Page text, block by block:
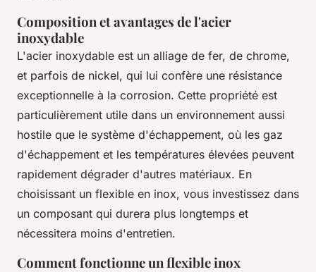
Composition et avantages de l'acier
inoxydable
L'acier inoxydable est un alliage de fer, de chrome,
et parfois de nickel, qui lui confère une résistance
exceptionnelle à la corrosion. Cette propriété est
particulièrement utile dans un environnement aussi
hostile que le système d'échappement, où les gaz
d'échappement et les températures élevées peuvent
rapidement dégrader d'autres matériaux. En
choisissant un flexible en inox, vous investissez dans
un composant qui durera plus longtemps et
nécessitera moins d'entretien.
Comment fonctionne un flexible inox